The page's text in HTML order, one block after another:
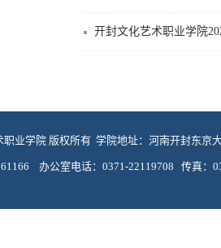
开封文化艺术职业学院
业学院 版权所有 学院地址：河南开封东京
办公室电话：0371-22119708 传真：